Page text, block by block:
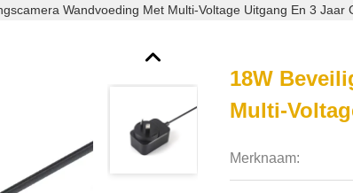
Wandvoeding Met Multi-Voltage Uitgang En 3 Jaar
18W
Multi-
Merknaam: